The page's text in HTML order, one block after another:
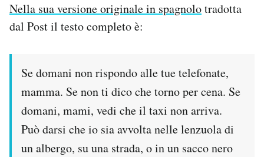
Nella sua versione originale in spagnolotradotta
dal Post il testo completo è:
Se domani non rispondo alle tue telefonate,
mamma. Se non ti dico che torno per cena. Se
domani, mami, vedi che il taxi non arriva.
Può darsi che io sia avvolta nelle lenzuola di
un albergo, su una strada, o in un sacco nero